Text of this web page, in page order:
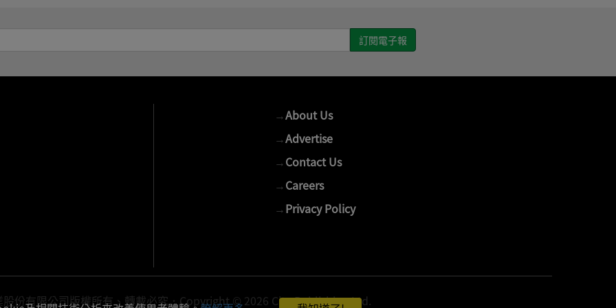
→About Us
→Advertise
→Contact Us
→Careers
→Privacy Policy
股份有限公司版權所有、轉載必究．Copyright © 2026 Cite Publishing Ltd.